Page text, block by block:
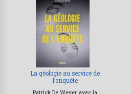
La géologie au service de
l’enquête
Patrick De Wever, avec la